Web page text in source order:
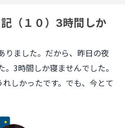
（１０）3時間しか
りました。だから、昨日の夜
3時間しか寝ませんでした。
しかったです。でも、今とて